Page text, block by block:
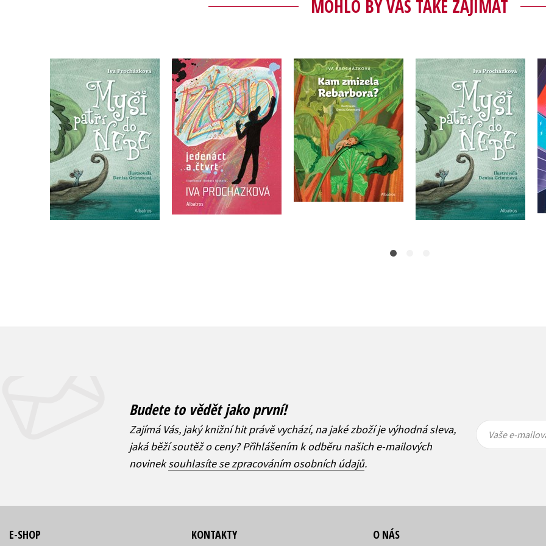
MOHLO BY VÁS TAKÉ ZAJÍMAT
Myši patří do nebe
Iva Procházková
Do košíku
329 Kč
263 Kč
Džojo, jedenáct a čtvrt
Iva Procházková
Do košíku
295 Kč
Kam zmizela
Rebarbora?
Iva Procházková
Do košíku
299 Kč
239 Kč
Myši patří do nebe
Iva Procházková
Do košíku
299 Kč
239 Kč
Budete to vědět jako první!
Zajímá Vás, jaký knižní hit právě vychází, na jaké zboží je výhodná sleva,
jaká běží soutěž o ceny? Přihlášením k odběru našich e-mailových
novineksouhlasíte se zpracováním osobních údajů.
mailová
mailová
Vaše e-
E-SHOP KONTAKTY O NÁS